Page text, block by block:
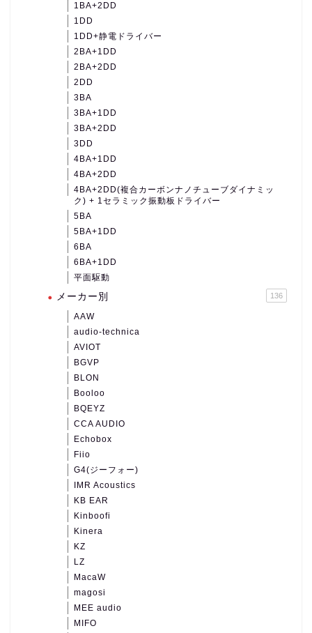
1BA+2DD
1DD
1DD+静電ドライバー
2BA+1DD
2BA+2DD
2DD
3BA
3BA+1DD
3BA+2DD
3DD
4BA+1DD
4BA+2DD
4BA+2DD(複合カーボンナノチューブダイナミッ
ク) + 1セラミック振動板ドライバー
5BA
5BA+1DD
6BA
6BA+1DD
平面駆動
メーカー別 136
AAW
audio-technica
AVIOT
BGVP
BLON
Booloo
BQEYZ
CCA AUDIO
Echobox
Fiio
G4(ジーフォー)
IMR Acoustics
KB EAR
Kinboofi
Kinera
KZ
LZ
MacaW
magosi
MEE audio
MIFO